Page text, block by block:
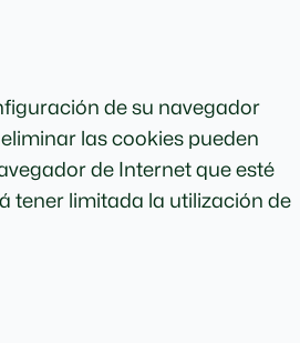
de su navegador
las cookies pueden
de Internet que esté
tener limitada la utilización de